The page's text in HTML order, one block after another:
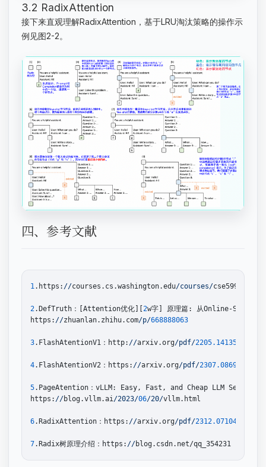
3.2 RadixAttention
接下来直观理解RadixAttention，基于LRU淘汰策略的操作示
例见图2-2。
四、参考文献
1 .https: //courses.cs.washington.edu/courses/cse599m
2.DefTruth：[Attention优化][2w字] 原理篇: 从Online-
https: //zhuanlan.zhihu.com/p/668888063
3.FlashAtentionV1：http: //arxiv.org/pdf/2205.14135
4.FlashAtentionV2：https: //arxiv.org/pdf/2307.08691
5.PageAtention：vLLM: Easy, Fast, and Cheap LLM Serving
https: //blog.vllm.ai /2023/06/20/vllm.html
6.RadixAttention：https: //arxiv.org/pdf/2312.07104
7.Radix树原理介绍：https: //